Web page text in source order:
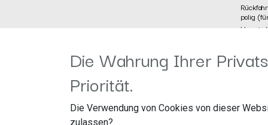
polig
Unser
24,99 €
Die Wahrung Ihrer
Priorität.
Die Verwendung von Cookies von dieser
zulassen?